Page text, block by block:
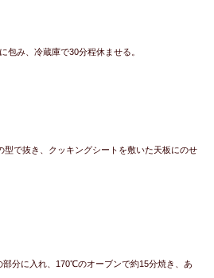
包み、冷蔵庫で30分程休ませる。
型で抜き、クッキングシートを敷いた天板にのせ
分に入れ、170℃のオーブンで約15分焼き、あ